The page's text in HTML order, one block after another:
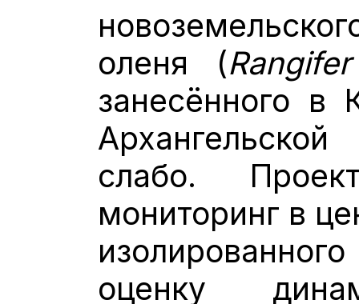
оленя (
занесённого
слабо.
мониторинг в
оценку